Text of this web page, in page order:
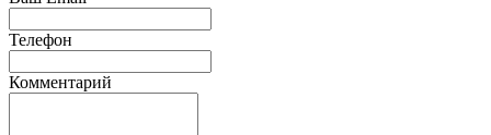
Телефон
Комментарий